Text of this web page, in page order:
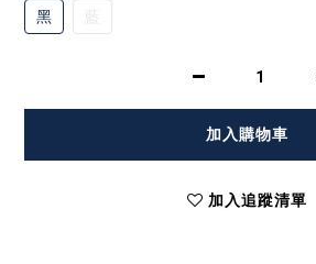
黑 藍
加入購物車
加入追蹤清單